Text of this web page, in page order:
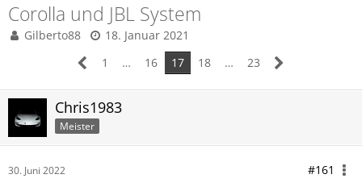
Corolla und JBL System
Gilberto88
18. Januar 2021
1
… 16 17 18 … 23
Chris1983
Meister
30. Juni 2022 #161